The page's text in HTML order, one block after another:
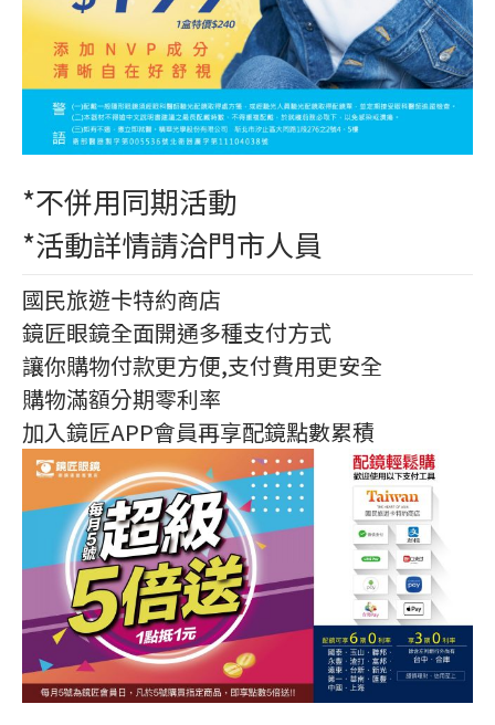
*不併用同期活動
*活動詳情請洽門市人員
國民旅遊卡特約商店
鏡匠眼鏡全面開通多種支付方式
讓你購物付款更方便,支付費用更安全
購物滿額分期零利率
加入鏡匠APP會員再享配鏡點數累積